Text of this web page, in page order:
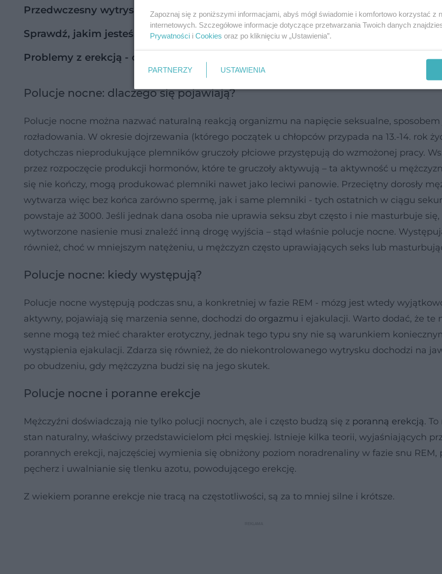
Przedwczesny wytrysk - przyczyny i leczenie. Ćwiczenia na przedwczesny
Sprawdź, jakim jesteś kochankiem
Problemy z erekcją - co robić, gdy podczas stosunku zanika wzwód
Polucje nocne: dlaczego się pojawiają?
Polucje nocne można nazwać naturalną reakcją organizmu na napięcie seksualne, sposobem
rozładowania. W okresie dojrzewania (którego początek u chłopców przypada na 13.-14. rok
dotychczas nieprodukujące plemników gruczoły płciowe przystępują do wzmożonej pracy.
przez rozpoczęcie produkcji hormonów, które te gruczoły aktywują – ta aktywność u
się nie kończy, mogą produkować plemniki nawet jako leciwi panowie. Przeciętny dorosły
wytwarza więc bez końca zarówno spermę, jak i same plemniki - tych ostatnich w ciągu
powstaje aż 3000. Jeśli jednak dana osoba nie uprawia seksu zbyt często i nie masturbuje się,
wytworzone nasienie musi znaleźć inną drogę wyjścia – stąd właśnie polucje nocne.
również, choć w mniejszym natężeniu, u mężczyzn często uprawiających seks lub
Polucje nocne: kiedy występują?
Polucje nocne występują podczas snu, a konkretniej w fazie REM - mózg jest wtedy
aktywny, pojawiają się marzenia senne, dochodzi do orgazmu i ejakulacji. Warto dodać, że te
senne mogą też mieć charakter erotyczny, jednak tego typu sny nie są warunkiem
wystąpienia ejakulacji. Zdarza się również, że do niekontrolowanego wytrysku dochodzi na
po obudzeniu, gdy mężczyzna budzi się na jego skutek.
Polucje nocne i poranne erekcje
Mężczyźni doświadczają nie tylko polucji nocnych, ale i często budzą się z poranną erekcją.
stan naturalny, właściwy przedstawicielom płci męskiej. Istnieje kilka teorii, wyjaśniających
porannych erekcji, najczęściej wymienia się obniżony poziom noradrenaliny w fazie snu REM,
pęcherz i uwalnianie się tlenku azotu, powodującego erekcję.
Z wiekiem poranne erekcje nie tracą na częstotliwości, są za to mniej silne i krótsze.
Zapoznaj się z poniższymi informacjami, abyś mógł świadomie i komfortowo korzystać z
internetowych. Szczegółowe informacje dotyczące przetwarzania Twoich danych
Prywatności i Cookies oraz po kliknięciu w „Ustawienia”.
PARTNERZY USTAWIENIA